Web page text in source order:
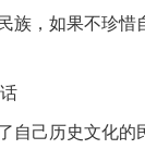
，如果不珍惜
己历史文化的